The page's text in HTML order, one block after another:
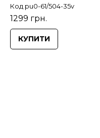
Код pu0-61/504-35v
1299 грн.
КУПИТИ